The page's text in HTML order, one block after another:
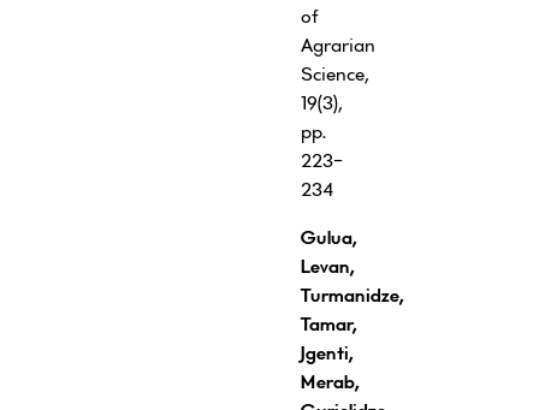
of
Agrarian
Science,
19(3),
pp.
223-
234
Gulua,
Levan,
Turmanidze,
Tamar,
Jgenti,
Merab,